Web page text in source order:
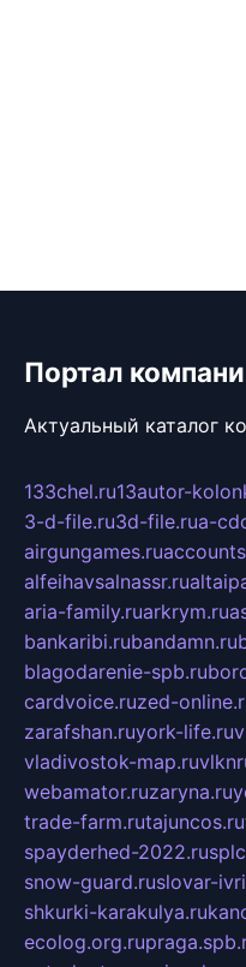
Портал
Актуальный каталог
133chel.ru13autor-
3-d-file.ru3d-file.rua-
airgungames.ru
alfeihavsalnassr.ru
aria-family.ruarkrym.ru
bankaribi.rubandamn.ru
blagodarenie-spb.ru
cardvoice.ruzed-
zarafshan.ruyork-life.ru
vladivostok-map.ru
webamator.ruzaryna.ru
trade-farm.rutajuncos.ru
spayderhed-2022.ru
snow-guard.ruslovar-
shkurki-karakulya.ru
ecolog.org.ru